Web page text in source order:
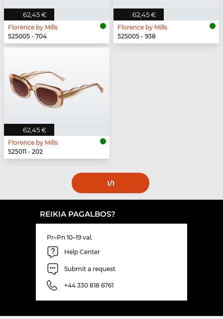
62,45 €
Florence by Mills
525005 - 704
62,45 €
Florence by Mills
525005 - 938
62,45 €
Florence by Mills
525011 - 202
1/1
REIKIA PAGALBOS?
Pr–Pn 10–19 val.
Help Center
Submit a request
+44 330 818 6761